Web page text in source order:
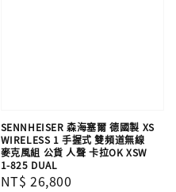
SENNHEISER 森海塞爾 德國製 XS
WIRELESS 1 手握式 雙頻道無線
麥克風組 公貨 人聲 卡拉OK XSW
1-825 DUAL
Regular
NT$ 26,800